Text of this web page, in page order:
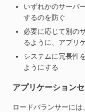
いずれかのサーバ
するのを防ぐ
必要に応じて別の
るように、アプリ
システムに冗長性
ようにする
アプリケーション
ロードバランサーに